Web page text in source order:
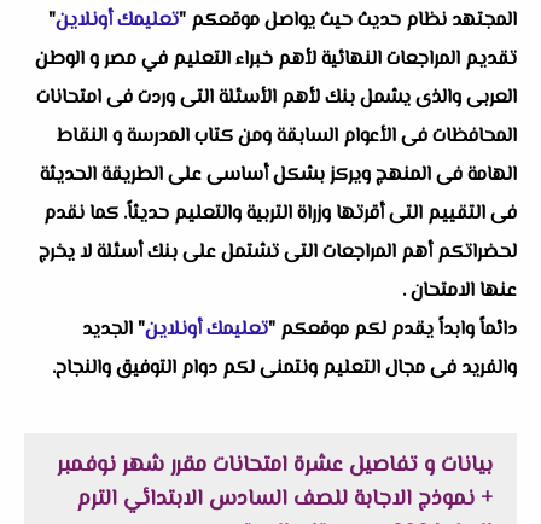
المجتهد نظام حديث حيث يواصل موقعكم "تعليمك أونلاين"
تقديم المراجعات النهائية لأهم خبراء التعليم في مصر و الوطن
العربى والذى يشمل بنك لأهم الأسئلة التى وردت فى امتحانات
المحافظات فى الأعوام السابقة ومن كتاب المدرسة و النقاط
الهامة فى المنهج ويركز بشكل أساسى على الطريقة الحديثة
فى التقييم التى أقرتها وزراة التربية والتعليم حديثاً. كما نقدم
لحضراتكم أهم المراجعات التى تشتمل على بنك أسئلة لا يخرج
عنها الامتحان .
دائماً وابداً يقدم لكم موقعكم "تعليمك أونلاين" الجديد
والفريد فى مجال التعليم ونتمنى لكم دوام التوفيق والنجاح.
بيانات و تفاصيل عشرة امتحانات مقرر شهر نوفمبر
+ نموذج الاجابة للصف السادس الابتدائي الترم